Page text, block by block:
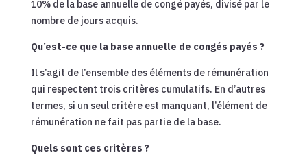
10% de la base annuelle de congé payés, divisé par le
nombre de jours acquis.
Qu’est-ce que la base annuelle de congés payés ?
Il s’agit de l’ensemble des éléments de rémunération
qui respectent trois critères cumulatifs. En d’autres
termes, si un seul critère est manquant, l’élément de
rémunération ne fait pas partie de la base.
Quels sont ces critères ?